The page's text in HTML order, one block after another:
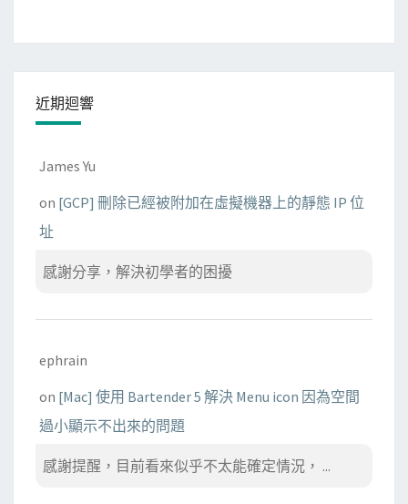
近期迴響
James Yu
on [GCP] 刪除已經被附加在虛擬機器上的靜態 IP 位
址
感謝分享，解決初學者的困擾
ephrain
on [Mac] 使用 Bartender 5 解決 Menu icon 因為空間
過小顯示不出來的問題
感謝提醒，目前看來似乎不太能確定情況， ...